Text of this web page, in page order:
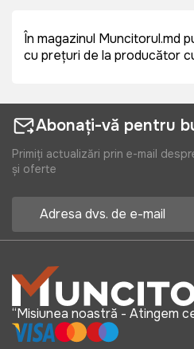
În magazinul Muncitorul.md
cu prețuri de la producător
Abonați-vă pentru
Primiți actualizări prin e-mail
și oferte
“Misiunea noastră - Atingem